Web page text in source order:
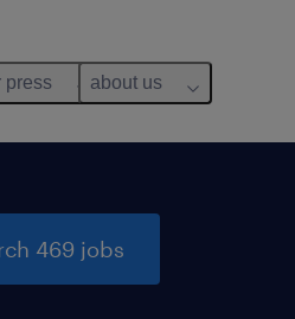
press about us
469 jobs